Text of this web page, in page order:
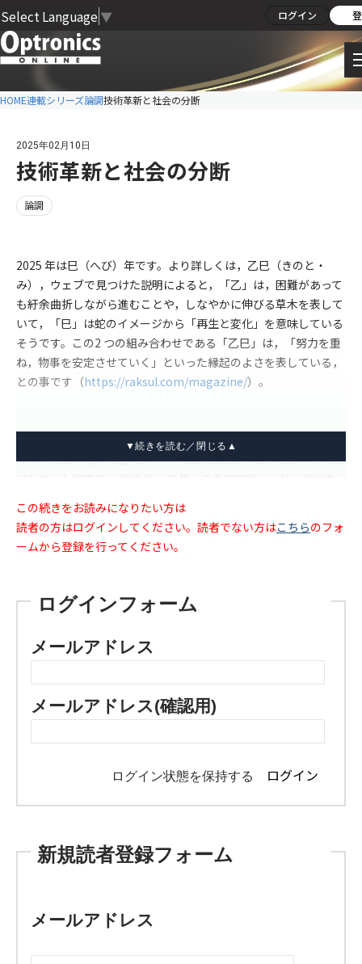
Select Language ▼ ログイン
HOME連載シリーズ論調技術革新と社会の分断
2025年02月10日
技術革新と社会の分断
論調
2025 年は巳（へび）年です。より詳しくは，乙巳（きのと・
み），ウェブで見つけた説明によると，「乙」は，困難があって
も紆余曲折しながら進むことや，しなやかに伸びる草木を表して
いて，「巳」は蛇のイメージから「再生と変化」を意味している
そうです。この2 つの組み合わせである「乙巳」は，「努力を重
ね，物事を安定させていく」といった縁起のよさを表している，
との事です（https://raksul.com/magazine/）。
昨年末に日本能率協会（JMAM，2024/12/17）によって行われた
順に並んでいます。
この続きをお読みになりたい方は
読者の方はログインしてください。読者でない方はこちらのフォ
ームから登録を行ってください。
ログインフォーム
メールアドレス
メールアドレス(確認用)
ログイン状態を保持する
新規読者登録フォーム
メールアドレス